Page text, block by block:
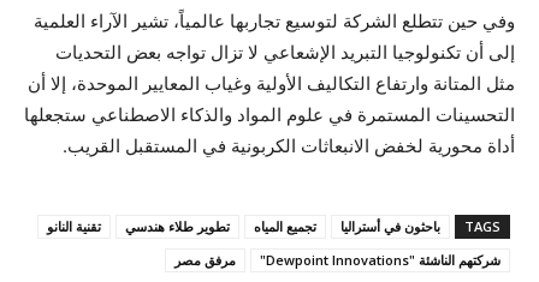
​وفي حين تتطلع الشركة لتوسيع تجاربها عالمياً، تشير الآراء العلمية
إلى أن تكنولوجيا التبريد الإشعاعي لا تزال تواجه بعض التحديات
مثل المتانة وارتفاع التكاليف الأولية وغياب المعايير الموحدة، إلا أن
التحسينات المستمرة في علوم المواد والذكاء الاصطناعي ستجعلها
أداة محورية لخفض الانبعاثات الكربونية في المستقبل القريب.
TAGS باحثون في أستراليا تجميع المياه تطوير طلاء هندسي
تقنية النانو
شركتهم الناشئة "Dewpoint Innovations"
مرفق مصر